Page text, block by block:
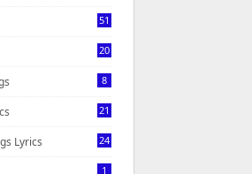
51
20
8
21
Lyrics 24
1